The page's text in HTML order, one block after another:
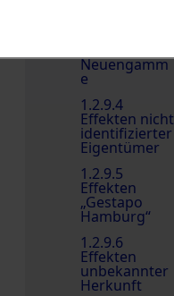
Neuengamm
e
1.2.9.4
Effekten nicht
identifizierter
Eigentümer
1.2.9.5
Effekten
„Gestapo
Hamburg“
1.2.9.6
Effekten
unbekannter
Herkunft